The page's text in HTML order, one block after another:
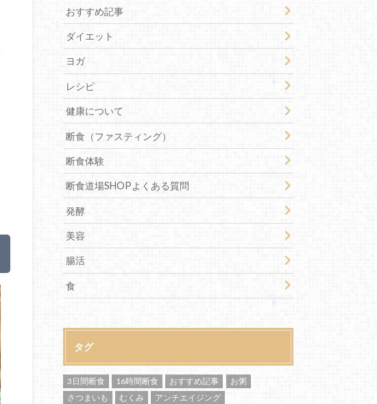
おすすめ記事
ダイエット
ヨガ
レシピ
健康について
断食（ファスティング）
断食体験
断食道場SHOPよくある質問
発酵
美容
腸活
食
タグ
3日間断食 16時間断食 おすすめ記事
お粥
さつまいも
むくみ
アンチエイジング